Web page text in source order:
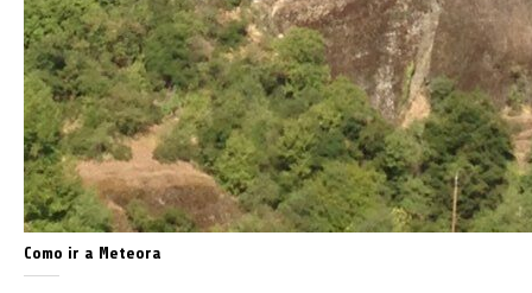
Como ir a Meteora